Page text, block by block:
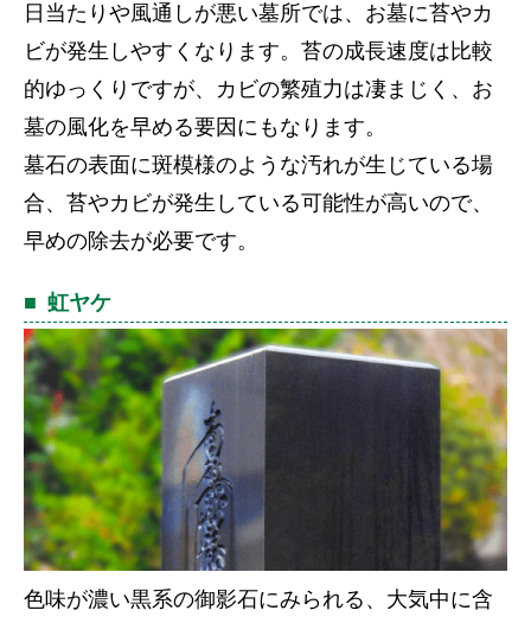
日当たりや風通しが悪い墓所では、お墓に苔やカ
ビが発生しやすくなります。苔の成長速度は比較
的ゆっくりですが、カビの繁殖力は凄まじく、お
墓の風化を早める要因にもなります。
墓石の表面に斑模様のような汚れが生じている場
合、苔やカビが発生している可能性が高いので、
早めの除去が必要です。
虹ヤケ
色味が濃い黒系の御影石にみられる、大気中に含